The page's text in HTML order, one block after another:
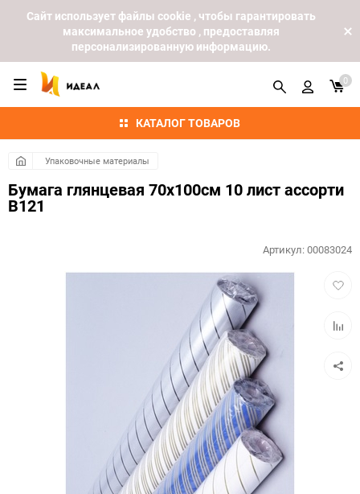
Cайт использует файлы cookie , чтобы гарантировать
максимальное удобство , предоставляя
персонализированную информацию.
КАТАЛОГ ТОВАРОВ
0
Упаковочные материалы
Бумага глянцевая 70х100см 10 лист ассорти
B121
Артикул:00083024